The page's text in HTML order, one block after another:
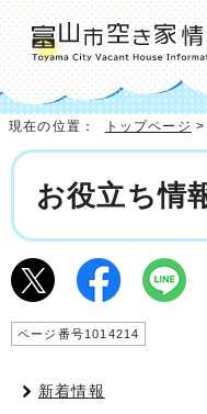
現在の位置： トップページ
お役立ち情
ページ番号1014214
新着情報